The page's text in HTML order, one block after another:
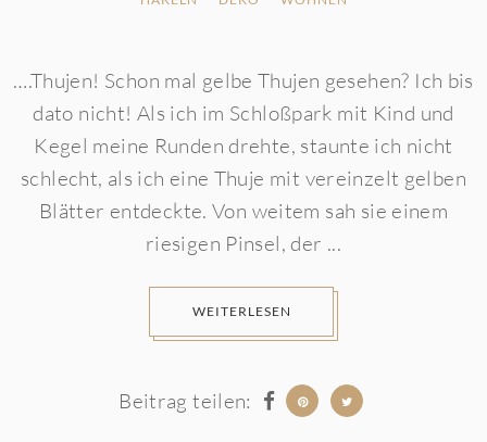
….Thujen! Schon mal gelbe Thujen gesehen? Ich bis
dato nicht! Als ich im Schloßpark mit Kind und
Kegel meine Runden drehte, staunte ich nicht
schlecht, als ich eine Thuje mit vereinzelt gelben
Blätter entdeckte. Von weitem sah sie einem
riesigen Pinsel, der ...
WEITERLESEN
Beitrag teilen: